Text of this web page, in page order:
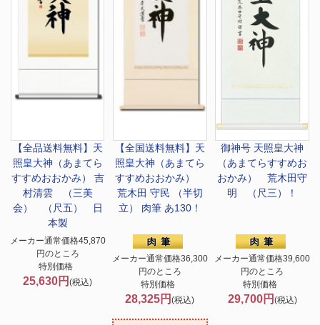
【全品送料無料】 天
照皇大神（あまてら
すすめおおかみ） 吉
村清雲 （三美
会） （尺五） 日
本製
メーカー通常価格45,870
円のところ
特別価格
25,630円(税込)
【全国送料無料】 天
照皇大神（あまてら
すすめおおかみ）
荒木田 守民 （半切
立） 肉筆 あ130！
メーカー通常価格36,300
円のところ
特別価格
28,325円(税込)
御神号 天照皇大神
（あまてらすすめお
おかみ） 荒木田守
明 （尺三）！
メーカー通常価格39,600
円のところ
特別価格
29,700円 (税込)